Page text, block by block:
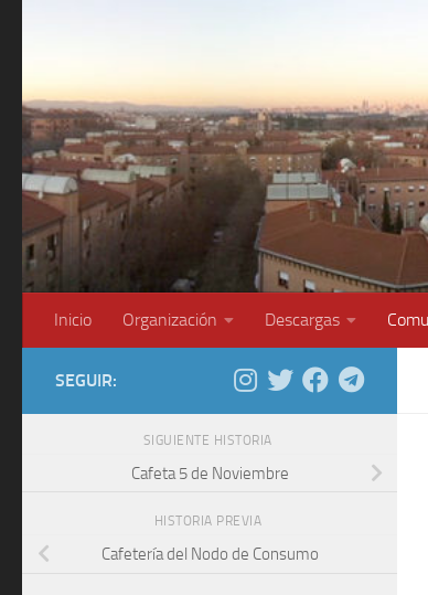
Inicio Organización Descargas
SEGUIR:
SIGUIENTE HISTORIA
Cafeta 5 de Noviembre
HISTORIA PREVIA
Cafetería del Nodo de Consumo